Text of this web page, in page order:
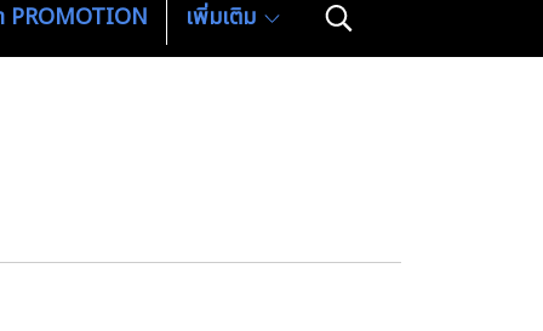
PROMOTION เพิ่มเติม